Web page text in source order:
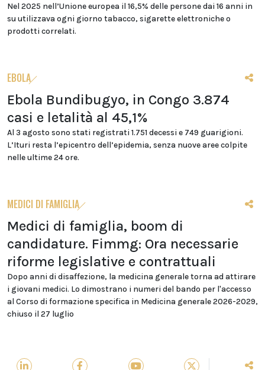
Nel 2025 nell’Unione europea il 16,5% delle persone dai 16 anni in
su utilizzava ogni giorno tabacco, sigarette elettroniche o
prodotti correlati.
EBOLA
Ebola Bundibugyo, in Congo 3.874
casi e letalità al 45,1%
Al 3 agosto sono stati registrati 1.751 decessi e 749 guarigioni.
L’Ituri resta l’epicentro dell’epidemia, senza nuove aree colpite
nelle ultime 24 ore.
MEDICI DI FAMIGLIA
Medici di famiglia, boom di
candidature. Fimmg: Ora necessarie
riforme legislative e contrattuali
Dopo anni di disaffezione, la medicina generale torna ad attirare
i giovani medici. Lo dimostrano i numeri del bando per l'accesso
al Corso di formazione specifica in Medicina generale 2026-2029,
chiuso il 27 luglio